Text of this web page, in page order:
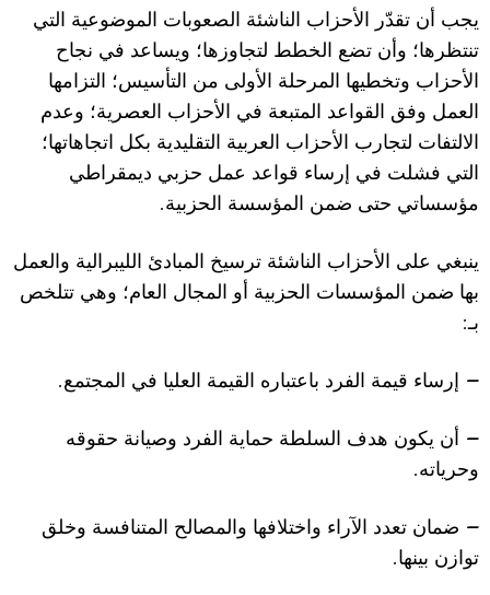
يجب أن تقدر الأحزاب الناشئة الصعوبات الموضوعية التي
تنتظرها؛ وأن تضع الخطط لتجاوزها؛ ويساعد في نجاح
الأحزاب وتخطيها المرحلة الأولى من التأسيس؛ التزامها
العمل وفق القواعد المتبعة في الأحزاب العصرية؛ وعدم
الالتفات لتجارب الأحزاب العربية التقليدية بكل اتجاهاتها؛
التي فشلت في إرساء قواعد عمل حزبي ديمقراطي
مؤسساتي حتى ضمن المؤسسة الحزبية.
ينبغي على الأحزاب الناشئة ترسيخ المبادئ الليبرالية والعمل
بها ضمن المؤسسات الحزبية أو المجال العام؛ وهي تتلخص
بـ:
– إرساء قيمة الفرد باعتباره القيمة العليا في المجتمع.
– أن يكون هدف السلطة حماية الفرد وصيانة حقوقه
وحرياته.
– ضمان تعدد الآراء واختلافها والمصالح المتنافسة وخلق
توازن بينها.